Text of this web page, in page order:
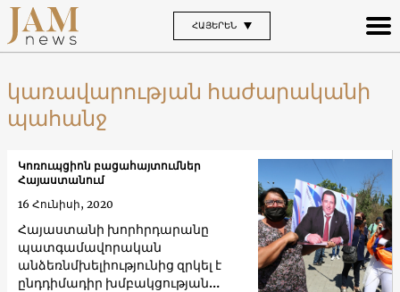
ՀԱՅԵՐԵՆ
կառավարության հաժարականի
պահանջ
Հայաստանի խորհրդարանը
պատգամավորական
անձեռնմխելիությունից զրկել է
ընդդիմադիր խմբակցության
Կոռուպցիոն բացահայտումներ
Հայաստանում
16 Հունիսի, 2020